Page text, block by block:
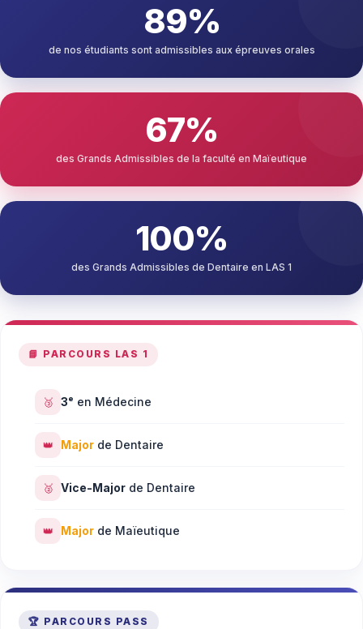
89%
de nos étudiants sont admissibles aux épreuves orales
67%
des Grands Admissibles de la faculté en Maïeutique
100%
des Grands Admissibles de Dentaire en LAS 1
📘 PARCOURS LAS 1
🥉 3ᵉ en Médecine
👑 Major de Dentaire
🥈 Vice-Major de Dentaire
👑 Major de Maïeutique
🏆 PARCOURS PASS